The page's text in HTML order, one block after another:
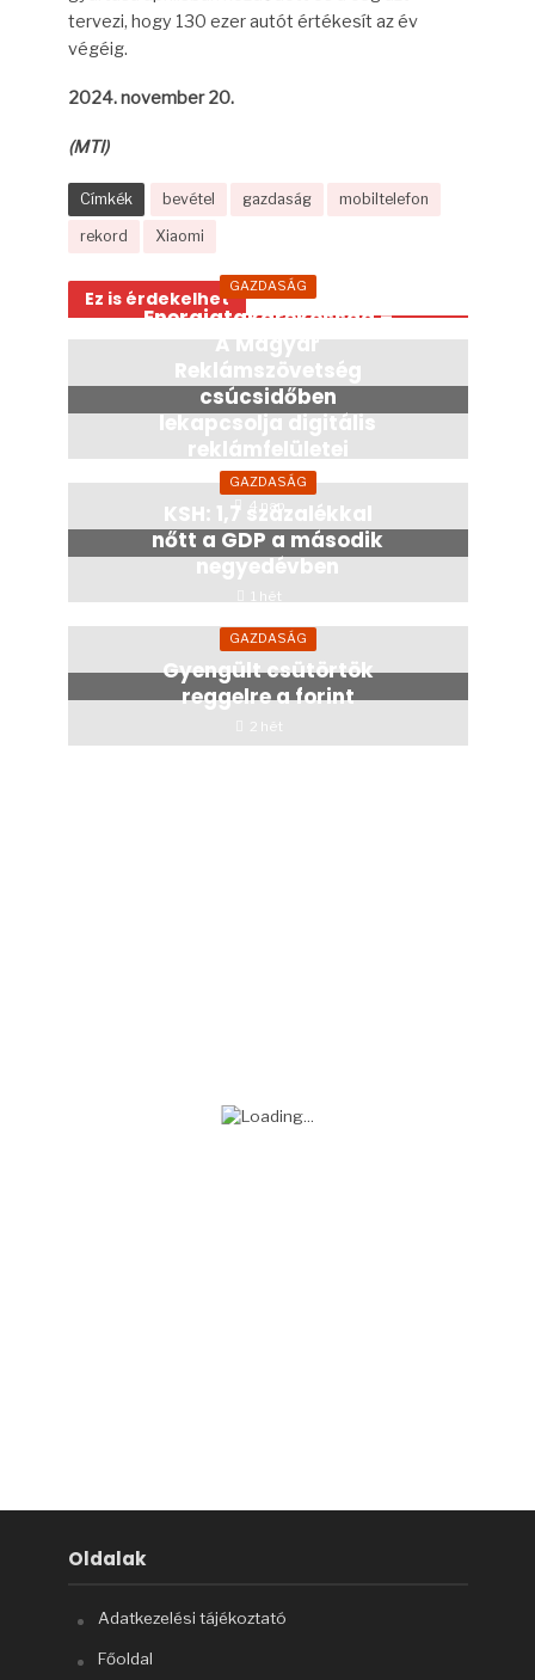
tervezi, hogy 130 ezer autót értékesít az év
végéig.
2024. november 20.
(MTI)
Címkék bevétel gazdaság mobiltelefon
rekord Xiaomi
Ez is érdekelhetGAZDASÁG
Energiatakarékosság –
A Magyar
Reklámszövetség
csúcsidőben
lekapcsolja digitális
reklámfelületei
világítását
4 nap
GAZDASÁG
KSH: 1,7 százalékkal
nőtt a GDP a második
negyedévben
1 hét
GAZDASÁG
Gyengült csütörtök
reggelre a forint
2 hét
Oldalak
Adatkezelési tájékoztató
Főoldal